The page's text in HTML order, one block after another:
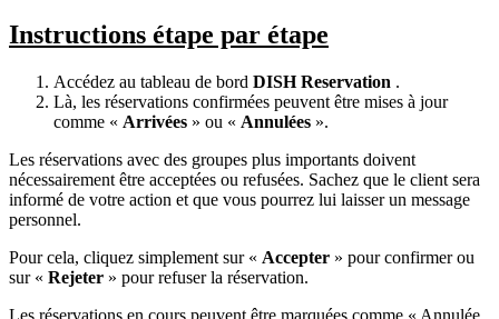
Instructions étape par étape
Accédez au tableau de bord DISHReservation .
Là, les réservations confirmées peuvent être mises à jour
comme « Arrivées » ou « Annulées ».
Les réservations avec des groupes plus importants doivent
nécessairement être acceptées ou refusées. Sachez que le client sera
informé de votre action et que vous pourrez lui laisser un message
personnel.
Pour cela, cliquez simplement sur « Accepter » pour confirmer ou
sur « Rejeter » pour refuser la réservation.
Les réservations en cours peuvent être marquées comme « Annulée